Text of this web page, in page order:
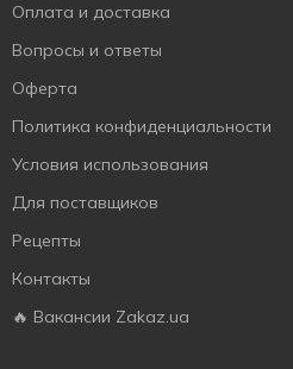
Оплата и доставка
Вопросы и ответы
Оферта
Политика конфиденциальности
Условия использования
Для поставщиков
Рецепты
Контакты
🔥 Вакансии Zakaz.ua